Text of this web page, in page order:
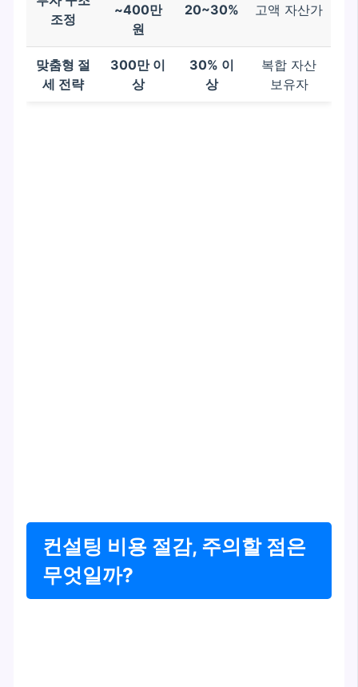
조정
~400만
원
20~30% 고액 자산가
맞춤형 절
세 전략
300만 이
상
30% 이
상
복합 자산
보유자
컨설팅 비용 절감, 주의할 점은
무엇일까?